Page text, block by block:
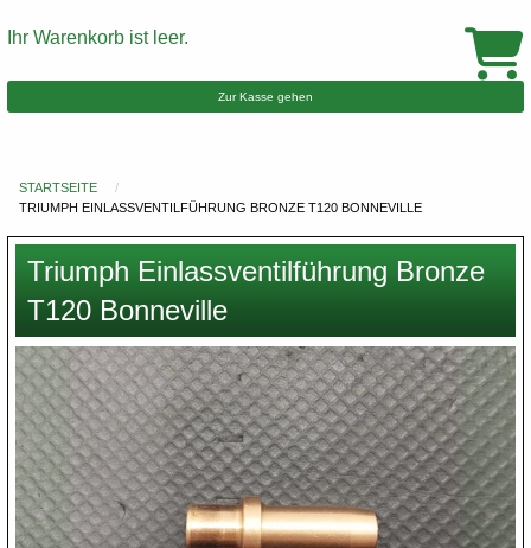
Warenkorb
Ihr Warenkorb ist leer.
Zur Kasse gehen
Du
hier
STARTSEITE
TRIUMPH EINLASSVENTILFÜHRUNG BRONZE T120 BONNEVILLE
Triumph Einlassventilführung Bronze
T120 Bonneville
Images